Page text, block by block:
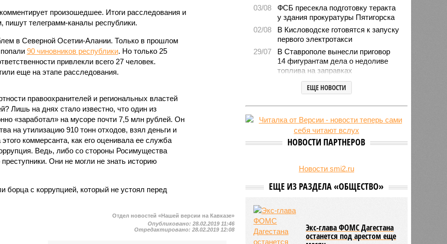
произошедшее. Итоги расследования и
телеграмм-каналы республики.
в Северной Осетии-Алании. Только в прошлом
90 чиновников республики. Но только 25
привлекли всего 27 человек.
еще на этапе расследования.
правоохранителей и региональных властей
Лишь на днях стало известно, что один из
«заработал» на мусоре почти 7,5 млн рублей. Он
на утилизацию 910 тонн отходов, взял деньги и
коммерсанта, как его оценивала ее служба
Ведь, либо со стороны Росимущества
Они не могли не знать историю
борца с коррупцией, который не устоял перед
Отдел новостей «Нашей версии на Кавказе»
Опубликовано:28.02.2019 11:46
Отредактировано:28.02.2019 12:08
03/08
ФСБ пресекла подготовку теракта
у здания прокуратуры Пятигорска
02/08
В Кисловодске готовятся к запуску
первого электротакси
29/07
В Ставрополе вынесли приговор
14 фигурантам дела о недоливе
топлива на заправках
Продажи подержанных авто в
СКФО сократились в 2026 году
28/07
Авиалесоохрана предупредила о
на Северном Кавказе в августе
Кисловодский пляж стал первым
на Ставрополье обладателем
Республики СКФО замкнули
обороту розничной торговли
ЕЩЕ НОВОСТИ
НОВОСТИ ПАРТНЕРОВ
Новости smi2.ru
ЕЩЕ ИЗ РАЗДЕЛА «ОБЩЕСТВО»
Экс-глава ФОМС Дагестана
останется под арестом еще